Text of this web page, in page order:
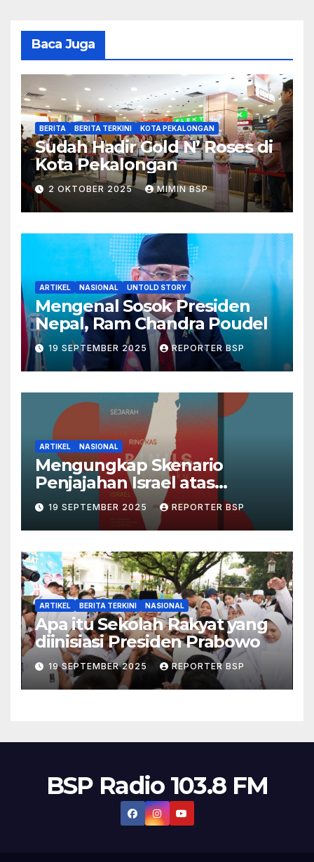
Baca Juga
BERITA BERITA TERKINI KOTA PEKALONGAN
Sudah Hadir Gold N’ Roses di
Kota Pekalongan
2 OKTOBER 2025 MIMIN BSP
ARTIKEL NASIONAL UNTOLD STORY
Mengenal Sosok Presiden
Nepal, Ram Chandra Poudel
19 SEPTEMBER 2025 REPORTER BSP
ARTIKEL NASIONAL
Mengungkap Skenario
Penjajahan Israel atas
Palestina dalam Buku Ilan
Pappé
19 SEPTEMBER 2025 REPORTER BSP
ARTIKEL BERITA TERKINI NASIONAL
Apa itu Sekolah Rakyat yang
diinisiasi Presiden Prabowo
19 SEPTEMBER 2025 REPORTER BSP
BSP Radio 103.8 FM